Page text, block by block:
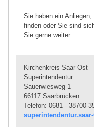
Sie haben ein
finden oder Sie sind
Sie gerne weiter.
Kirchenkreis Saar-Ost
Superintendentur
Sauerwiesweg 1
66117 Saarbrücken
Telefon: 0681 - 38700-